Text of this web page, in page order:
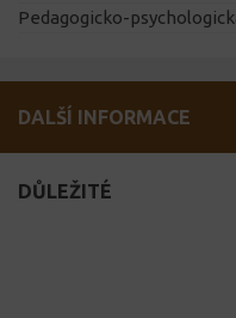
Pedagogicko-
DALŠÍ INFORMACE
DŮLEŽITÉ